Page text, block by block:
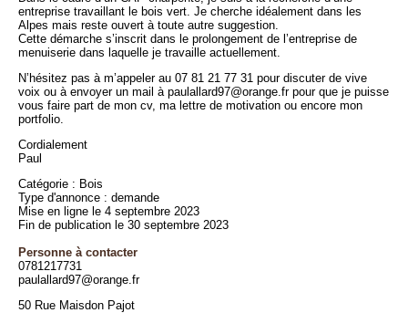
entreprise travaillant le bois vert. Je cherche idéalement dans les
Alpes mais reste ouvert à toute autre suggestion.
Cette démarche s’inscrit dans le prolongement de l’entreprise de
menuiserie dans laquelle je travaille actuellement.
N’hésitez pas à m’appeler au 07 81 21 77 31 pour discuter de vive
voix ou à envoyer un mail à paulallard97@orange.fr pour que je puisse
vous faire part de mon cv, ma lettre de motivation ou encore mon
portfolio.
Cordialement
Paul
Catégorie : Bois
Type d'annonce : demande
Mise en ligne le 4 septembre 2023
Fin de publication le 30 septembre 2023
Personne à contacter
0781217731
paulallard97@orange.fr
50 Rue Maisdon Pajot